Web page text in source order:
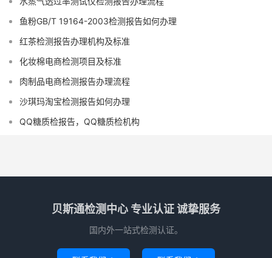
鱼粉GB/T 19164-2003检测报告如何办理
红茶检测报告办理机构及标准
化妆棉电商检测项目及标准
肉制品电商检测报告办理流程
沙琪玛淘宝检测报告如何办理
QQ糖质检报告，QQ糖质检机构
贝斯通检测中心 专业认证 诚挚服务
国内外一站式检测认证。